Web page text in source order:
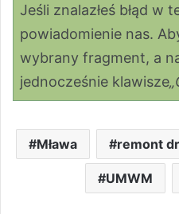
Jeśli znalazłeś błąd w
powiadomienie nas.
wybrany fragment, a
jednocześnie klawisze
Mława remont
UMWM